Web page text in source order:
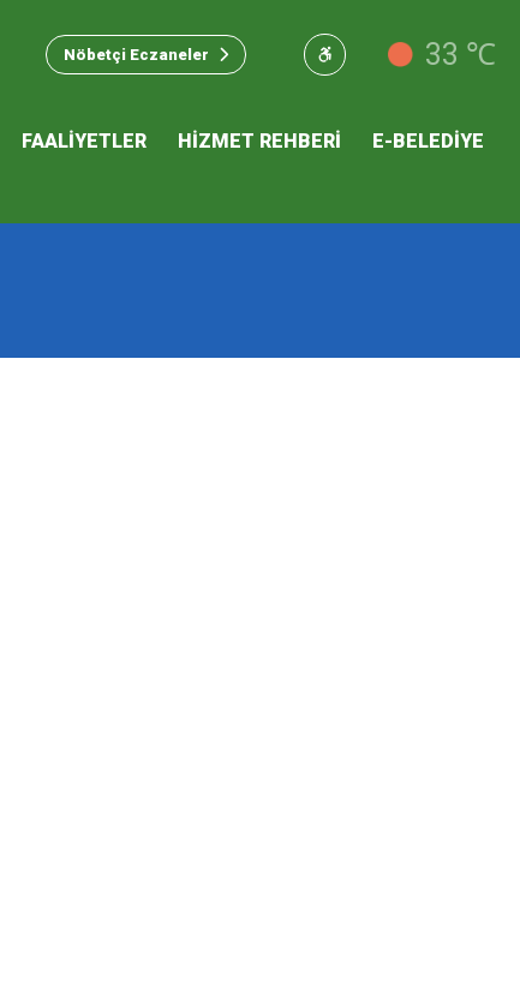
Nöbetçi Eczaneler 33 ℃
FAALİYETLER HİZMET REHBERİ E-BELEDİYE